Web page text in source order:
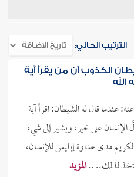
الترتيب الحالي:
الكذوب أن من يقرأ آية
عندما قال له الشيطان: اقرأ آية
على خير، ويشير إلى شيء
مدى عداوة إبليس للإنسان،
لذلك.. ..المزيد